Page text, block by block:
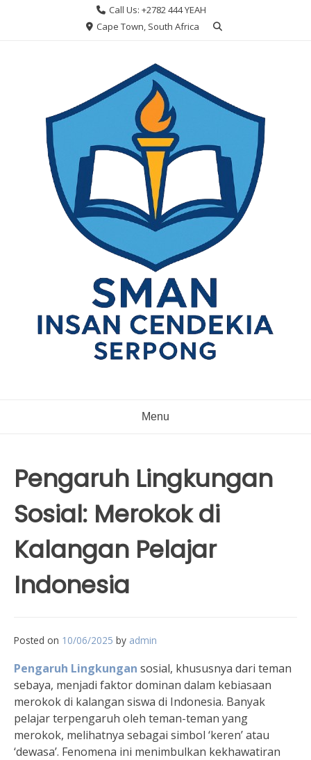
Call Us: +2782 444 YEAH
Cape Town, South Africa
Menu
Pengaruh Lingkungan
Sosial: Merokok di
Kalangan Pelajar
Indonesia
Posted on 10/06/2025 by admin
Pengaruh Lingkungan sosial, khususnya dari teman
sebaya, menjadi faktor dominan dalam kebiasaan
merokok di kalangan siswa di Indonesia. Banyak
pelajar terpengaruh oleh teman-teman yang
merokok, melihatnya sebagai simbol ‘keren’ atau
‘dewasa’. Fenomena ini menimbulkan kekhawatiran